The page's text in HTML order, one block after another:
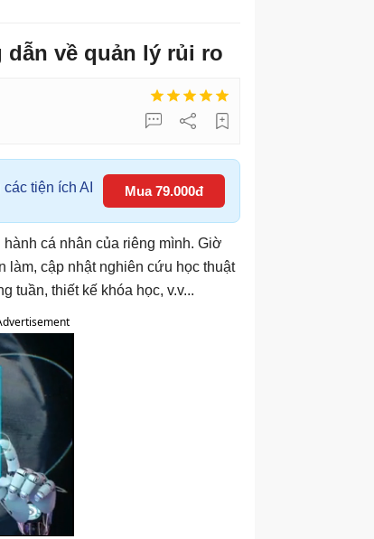
dẫn về quản lý rủi ro
tiện ích AI Mua 79.000đ
cá nhân của riêng mình. Giờ
làm, cập nhật nghiên cứu học thuật
tuần, thiết kế khóa học, v.v...